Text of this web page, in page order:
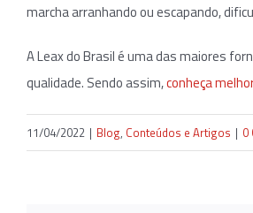
marcha arranhando ou escapando,
A Leax do Brasil é uma das maiores
qualidade. Sendo assim,conheça
11/04/2022 | Blog, Conteúdos e Artigos | 0